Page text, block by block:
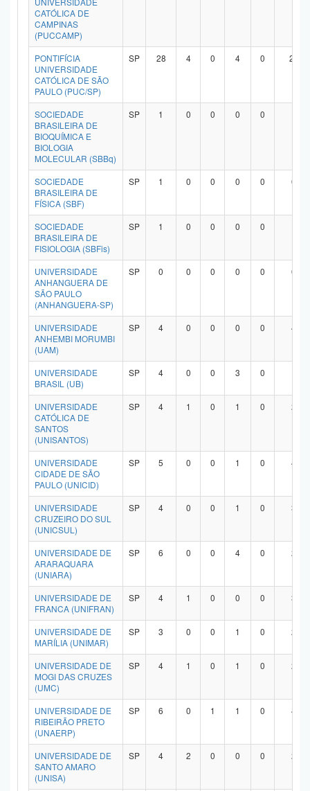
CATÓLICA DE
CAMPINAS
(PUCCAMP)
PONTIFÍCIA
UNIVERSIDADE
CATÓLICA DE SÃO
PAULO (PUC/SP)
SP 28 4 0 4 0 20
SOCIEDADE
BRASILEIRA DE
BIOQUÍMICA E
BIOLOGIA
MOLECULAR (SBBq)
SP 1 0 0 0 0
SOCIEDADE
BRASILEIRA DE
FÍSICA (SBF)
SP 1 0 0 0 0 0
SOCIEDADE
BRASILEIRA DE
FISIOLOGIA (SBFis)
SP 1 0 0 0 0
UNIVERSIDADE
ANHANGUERA DE
SÃO PAULO
(ANHANGUERA-SP)
SP 0 0 0 0 0 0
UNIVERSIDADE
ANHEMBI MORUMBI
(UAM)
SP 4 0 0 0 0 4
UNIVERSIDADE
BRASIL (UB)
SP 4 0 0 3 0
UNIVERSIDADE
CATÓLICA DE
SANTOS
(UNISANTOS)
SP 4 1 0 1 0 2
UNIVERSIDADE
CIDADE DE SÃO
PAULO (UNICID)
SP 5 0 0 1 0 4
UNIVERSIDADE
CRUZEIRO DO SUL
(UNICSUL)
SP 4 0 0 1 0 3
UNIVERSIDADE DE
ARARAQUARA
(UNIARA)
SP 6 0 0 4 0 2
UNIVERSIDADE DE
FRANCA (UNIFRAN)
SP 4 1 0 0 0 3
UNIVERSIDADE DE
MARÍLIA (UNIMAR)
SP 3 0 0 1 0 2
UNIVERSIDADE DE
MOGI DAS CRUZES
(UMC)
SP 4 1 0 1 0 2
UNIVERSIDADE DE
RIBEIRÃO PRETO
(UNAERP)
SP 6 0 1 1 0 4
UNIVERSIDADE DE
SANTO AMARO
(UNISA)
SP 4 2 0 0 0 2